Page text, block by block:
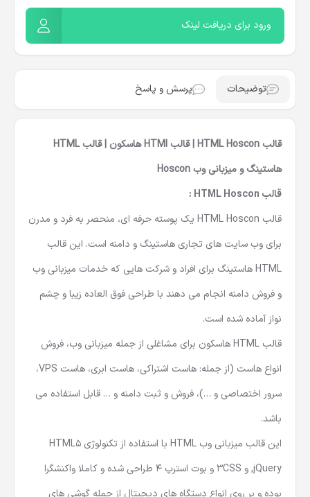
ورود برای دریافت لینک
توضیحات پرسش و پاسخ
قالب HTML Hoscon | قالب HTMl هاسکون | قالب HTML
هاستینگ و میزبانی وب Hoscon
قالب HTML Hoscon :
قالب HTML Hoscon یک پوسته حرفه ای، منحصر به فرد و مدرن
برای وب سایت های تجاری هاستینگ و دامنه است. این قالب
HTML هاستینگ
برای افراد و شرکت هایی که خدمات میزبانی وب
و فروش دامنه انجام می دهند با طراحی فوق العاده زیبا و چشم
نواز آماده شده است.
قالب HTML هاسکون برای مشاغلی از جمله میزبانی وب، فروش
انواع هاست (از جمله: هاست اشتراکی، هاست ابری، هاست VPS،
سرور اختصاصی و …)، فروش و ثبت دامنه و … قابل استفاده می
باشد.
این قالب میزبانی وب HTML با استفاده از تکنولوژی HTML5
,jQuery و 3CSS و بوت استرپ 4 طراحی شده و کاملا واکنشگرا
بوده و بر روی انواع دستگاه های دیجیتال از جمله گوشی های